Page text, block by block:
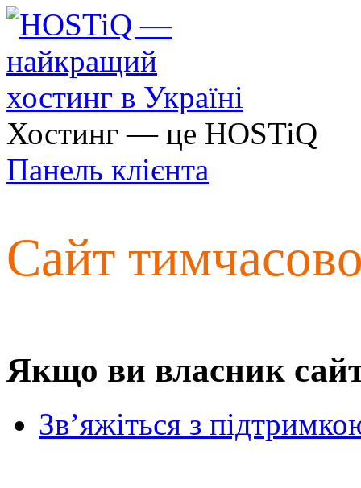
Хостинг — це HOSTiQ
Панель клієнта
Сайт
Якщо ви власник
Зв’яжіться з